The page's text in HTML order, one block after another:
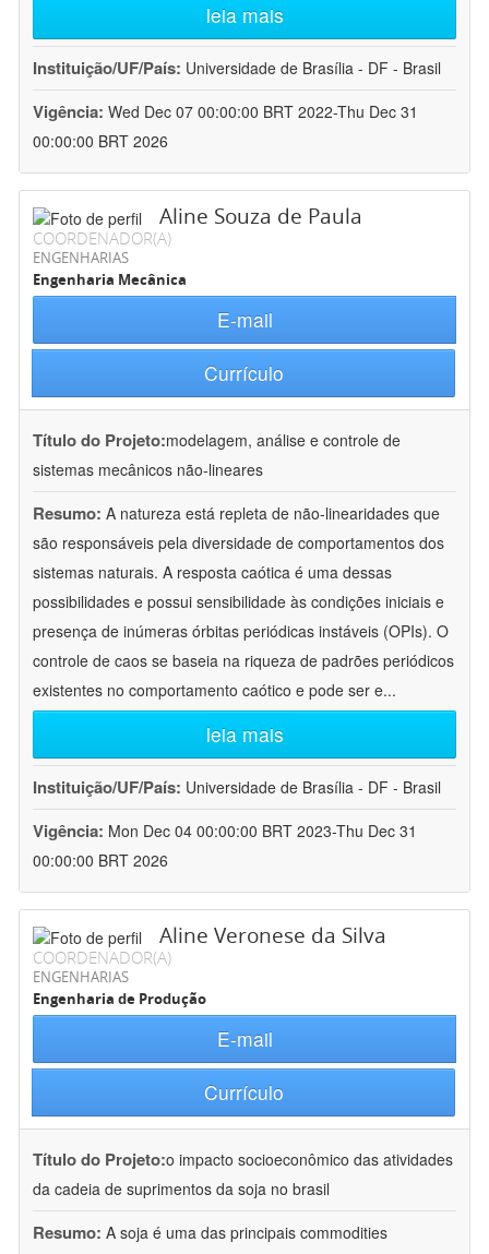
leia mais
Instituição/UF/País: Universidade de Brasília - DF - Brasil
Vigência: Wed Dec 07 00:00:00 BRT 2022-Thu Dec 31
00:00:00 BRT 2026
Aline Souza de Paula
COORDENADOR(A)
ENGENHARIAS
Engenharia Mecânica
E-mail
Currículo
Título do Projeto:modelagem, análise e controle de
sistemas mecânicos não-lineares
Resumo: A natureza está repleta de não-linearidades que
são responsáveis pela diversidade de comportamentos dos
sistemas naturais. A resposta caótica é uma dessas
possibilidades e possui sensibilidade às condições iniciais e
presença de inúmeras órbitas periódicas instáveis (OPIs). O
controle de caos se baseia na riqueza de padrões periódicos
existentes no comportamento caótico e pode ser e...
leia mais
Instituição/UF/País: Universidade de Brasília - DF - Brasil
Vigência: Mon Dec 04 00:00:00 BRT 2023-Thu Dec 31
00:00:00 BRT 2026
Aline Veronese da Silva
COORDENADOR(A)
ENGENHARIAS
Engenharia de Produção
E-mail
Currículo
Título do Projeto:o impacto socioeconômico das atividades
da cadeia de suprimentos da soja no brasil
Resumo: A soja é uma das principais commodities